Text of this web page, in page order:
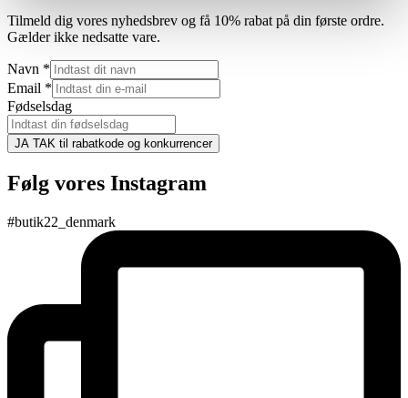
Tilmeld dig vores nyhedsbrev og få 10% rabat på din første ordre.
Gælder ikke nedsatte vare.
Navn *
Email *
Fødselsdag
JA TAK til rabatkode og konkurrencer
Følg vores Instagram
#butik22_denmark